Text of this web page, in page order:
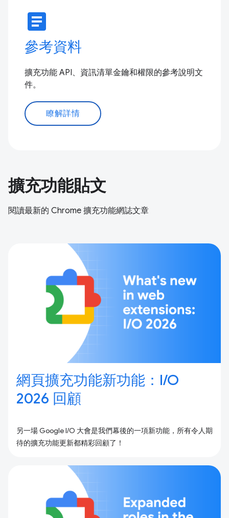
article
參考資料
擴充功能 API、資訊清單金鑰和權限的參考說明文
件。
瞭解詳情
擴充功能貼文
閱讀最新的 Chrome 擴充功能網誌文章
網頁擴充功能新功能：I/O
2026 回顧
另一場 Google I/O 大會是我們幕後的一項新功能，所有令人期
待的擴充功能更新都精彩回顧了！